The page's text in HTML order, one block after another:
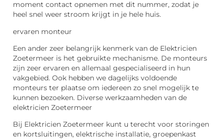
moment contact opnemen met dit nummer, zodat je
heel snel weer stroom krijgt in je hele huis.
ervaren monteur
Een ander zeer belangrijk kenmerk van de Elektricien
Zoetermeer is het gebruikte mechanisme. De monteurs
zijn zeer ervaren en allemaal gespecialiseerd in hun
vakgebied. Ook hebben we dagelijks voldoende
monteurs ter plaatse om iedereen zo snel mogelijk te
kunnen bezoeken. Diverse werkzaamheden van de
elektricien Zoetermeer
Bij Elektricien Zoetermeer kunt u terecht voor storingen
en kortsluitingen, elektrische installatie, groepenkast